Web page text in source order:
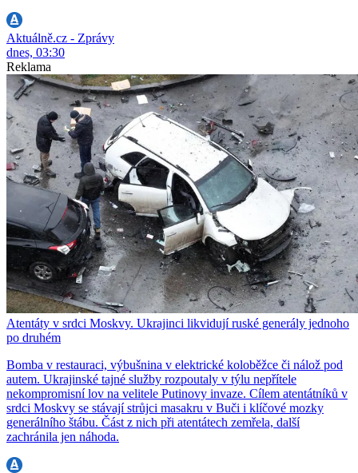
Aktuálně.cz - Zprávy
dnes, 03:30
Reklama
Atentáty v srdci Moskvy. Ukrajinci likvidují ruské generály jednoho
po druhém
Bomba v restauraci, výbušnina v elektrické koloběžce či nálož pod
autem. Ukrajinské tajné služby rozpoutaly v týlu nepřítele
nekompromisní lov na velitele Putinovy invaze. Cílem atentátníků v
srdci Moskvy se stávají strůjci masakru v Buči i klíčové mozky
generálního štábu. Část z nich při atentátech zemřela, další
zachránila jen náhoda.